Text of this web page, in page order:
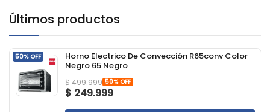
Últimos productos
50% OFF
Horno Electrico De Convección R65conv Color
Negro 65 Negro
$ 499.999 50% OFF
$ 249.999